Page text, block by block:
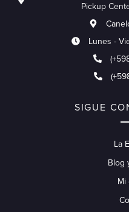
Pickup
Lunes -
SIGUE
La
Blog
Mi